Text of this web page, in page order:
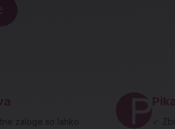
zaloge so lahko